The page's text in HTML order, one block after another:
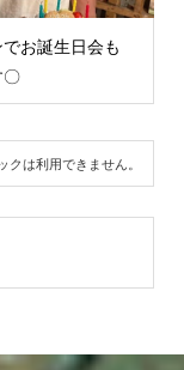
お誕生日会も
クは利用できません。